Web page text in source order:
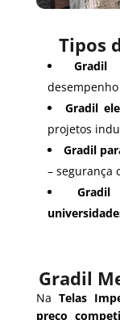
Tipos
Gradil
Gradil
projetos
Gradil
– segurança
Gradil
Na Telas
preço